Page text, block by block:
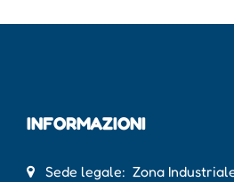
INFORMAZIONI
Sede legale: Zona